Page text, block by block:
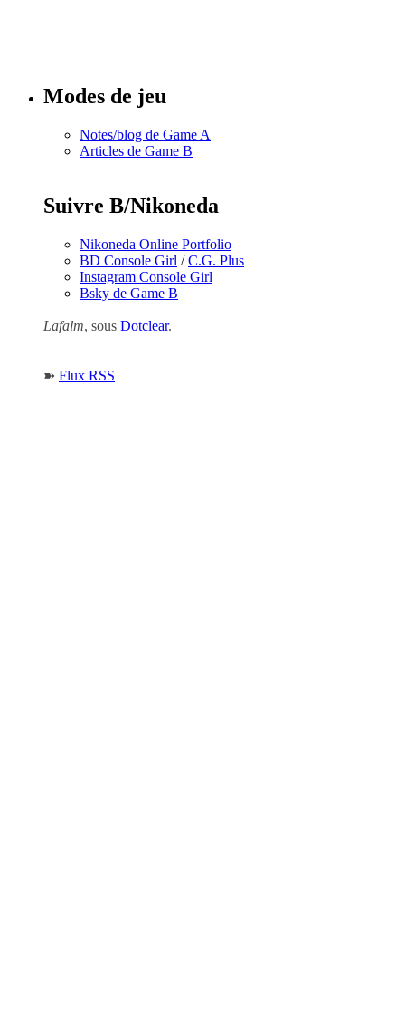
Modes de jeu
Notes/blog de Game A
Articles de Game B
Suivre B/Nikoneda
Nikoneda Online Portfolio
BD Console Girl /C.G. Plus
Instagram Console Girl
Bsky de Game B
Lafalm, sous Dotclear.
➽ Flux RSS